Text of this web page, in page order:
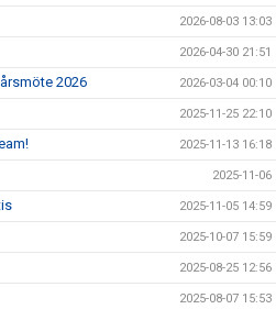
2026-08-03 13:03
2026-04-30 21:51
2026 2026-03-04 00:10
2025-11-25 22:10
2025-11-13 16:18
2025-11-06
2025-11-05 14:59
2025-10-07 15:59
2025-08-25 12:56
2025-08-07 15:53